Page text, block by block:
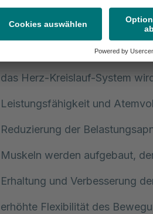
die zusätzliche
Denkvermögen positiv
Stresshormone werden
das Herz-Kreislauf-System
Leistungsfähigkeit und
Reduzierung der
Muskeln werden aufgebaut,
Erhaltung und Verbesserung
erhöhte Flexibilität des